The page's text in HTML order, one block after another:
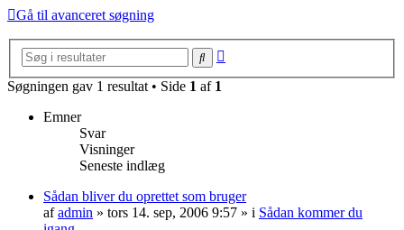
Gå til avanceret søgning
Søg
Søgningen gav 1 resultat • Side 1 af 1
Emner
Svar
Visninger
Seneste indlæg
Sådan bliver du oprettet som bruger
afadmin » tors 14. sep, 2006 9:57 » i Sådan kommer du